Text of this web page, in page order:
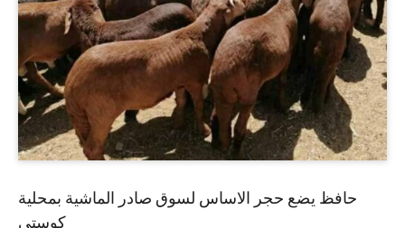
حافظ يضع حجر الاساس لسوق صادر الماشية بمحلية
كوستي